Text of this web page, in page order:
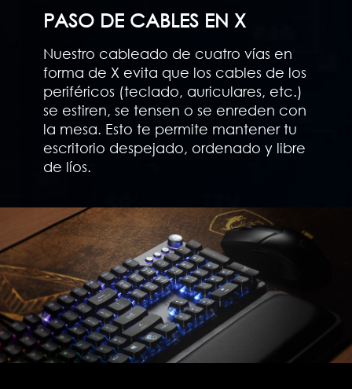
PASO DE CABLES EN X
Nuestro cableado de cuatro vías en
forma de X evita que los cables de los
periféricos (teclado, auriculares, etc.)
se estiren, se tensen o se enreden con
la mesa. Esto te permite mantener tu
escritorio despejado, ordenado y libre
de líos.